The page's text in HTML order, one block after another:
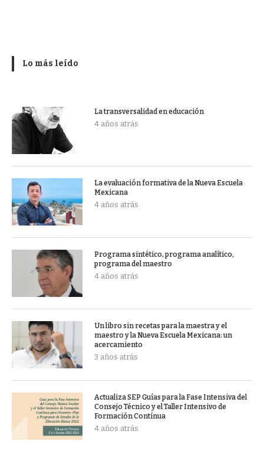
Lo más leído
La transversalidad en educación
4 años atrás
La evaluación formativa de la Nueva Escuela
Mexicana
4 años atrás
Programa sintético, programa analítico,
programa del maestro
4 años atrás
Un libro sin recetas para la maestra y el
maestro y la Nueva Escuela Mexicana: un
acercamiento
3 años atrás
Actualiza SEP Guías para la Fase Intensiva del
Consejo Técnico y el Taller Intensivo de
Formación Contínua
4 años atrás